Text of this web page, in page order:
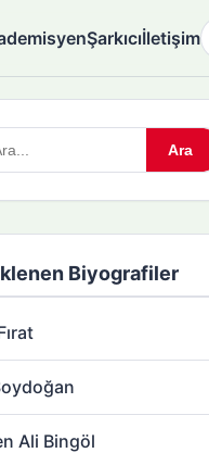
Şarkıcıİletişim
Ara
Biyografiler
Ali Bingöl